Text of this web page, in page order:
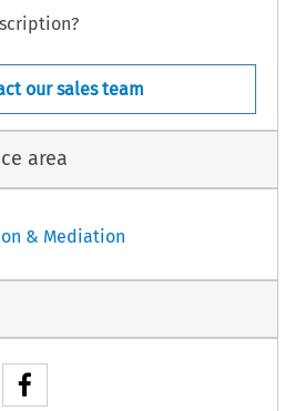
our sales team
area
& Mediation